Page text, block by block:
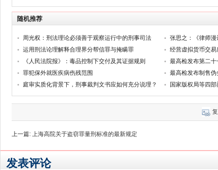
随机推荐
周光权：刑法理论必须善于观察运行中的刑事司法
张思之：《律师漫
运用刑法论理解释合理界分帮信罪与掩瞒罪
经营虚拟货币交
《人民法院报》：毒品控制下交付及其证据规则
罪犯保外就医疾病伤残范围
最高检发布制售
庭审实质化背景下，刑事裁判文书应如何充分说理？
国家版权局等四
上一篇: 上海高院关于盗窃罪量刑标准的最新规定
发表评论